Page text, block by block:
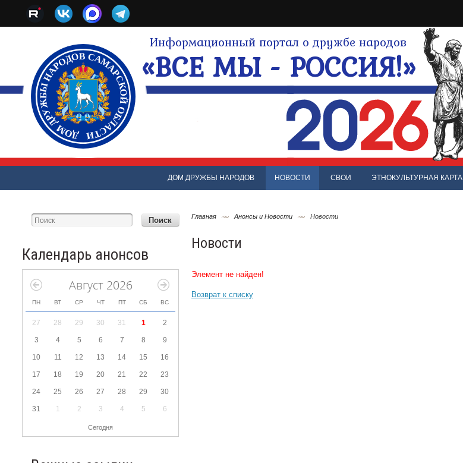
Информационный портал о дружбе народов
«ВСЕ МЫ - РОССИЯ!»
ДОМ ДРУЖБЫ НАРОДОВ НОВОСТИ СВОИ ЭТНОКУЛЬТУРНАЯ КАРТА
Календарь анонсов
Август 2026
ПН ВТ СР ЧТ ПТ СБ ВС
27 28 29 30 31 1 2
3 4 5 6 7 8 9
10 11 12 13 14 15 16
17 18 19 20 21 22 23
24 25 26 27 28 29 30
31 1 2 3 4 5 6
Сегодня
Главная Анонсы и Новости Новости
Новости
Элемент не найден!
Возврат к списку